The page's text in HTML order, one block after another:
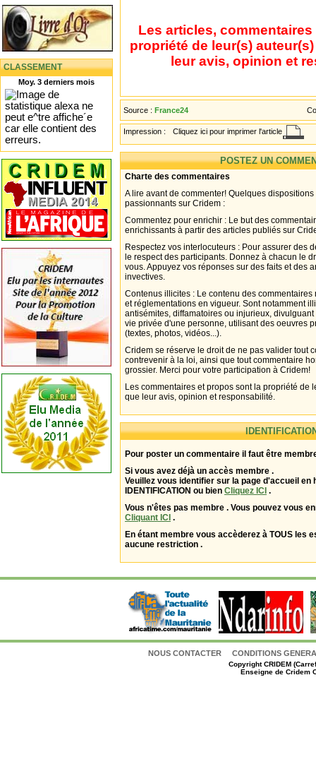
CLASSEMENT
Moy. 3 derniers mois
Les articles,
propriété de leur(s)
leur avis, opinion et
Source : France24
Impression : Cliquez ici pour imprimer l'article
POSTEZ UN
Charte des commentaires
A lire avant de commenter! Quelques
passionnants sur Cridem :
Commentez pour enrichir : Le but des
enrichissants à partir des articles publiés sur
Respectez vos interlocuteurs : Pour assurer des
le respect des participants. Donnez à chacun le
vous. Appuyez vos réponses sur des faits et des
invectives.
Contenus illicites : Le contenu des
et réglementations en vigueur. Sont notamment
antisémites, diffamatoires ou injurieux,
vie privée d'une personne, utilisant des oeuvres
(textes, photos, vidéos...).
Cridem se réserve le droit de ne pas valider tout
contrevenir à la loi, ainsi que tout commentaire
grossier. Merci pour votre participation à Cridem!
Les commentaires et propos sont la propriété de
que leur avis, opinion et responsabilité.
Pour poster un commentaire il faut être
Si vous avez déjà un accès membre .
Veuillez vous identifier sur la page d'accueil en
IDENTIFICATION ou bien Cliquez ICI .
Vous n'êtes pas membre . Vous pouvez vous
Cliquant ICI .
En étant membre vous accèderez à TOUS les
aucune restriction .
NOUS CONTACTER CONDITIONS
CopyrightCRIDEM
Enseigne de Cridem